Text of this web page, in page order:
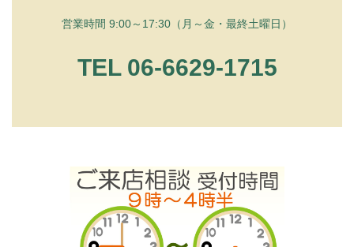
営業時間 9:00～17:30（月～金・最終土曜日）
TEL 06-6629-1715